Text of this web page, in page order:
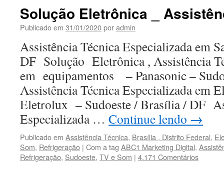
Solução Eletrônica _
Publicado em 31/01/2020poradmin
Assistência Técnica Especializada em
DF Solução Eletrônica , Assistência
em equipamentos – Panasonic –
Assistência Técnica Especializada em
Eletrolux – Sudoeste / Brasília / DF
Especializada … Continue lendo →
Publicado em Assistência Técnica, Brasília , Distrito Federal,
Som, Refrigeração | Com a tag ABC1 Marketing Digital,
Refrigeração, Sudoeste, TV e Som | 4.171 Comentários